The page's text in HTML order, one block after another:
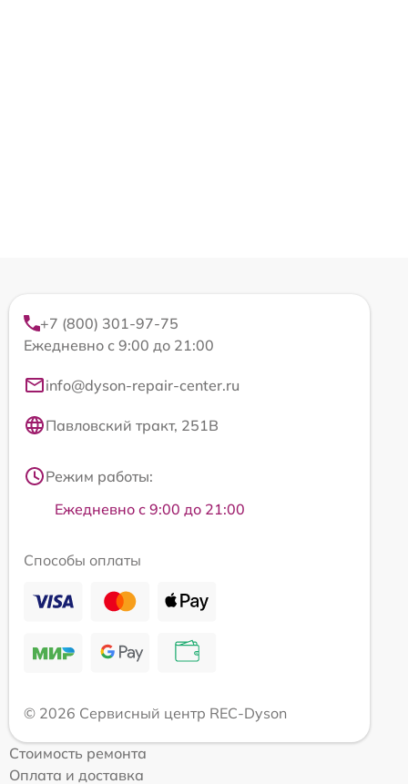
+7 (800) 301-97-75
Ежедневно с 9:00 до 21:00
info@dyson-repair-center.ru
Павловский тракт, 251В
Режим работы:
Ежедневно с 9:00 до 21:00
Способы оплаты
© 2026 Сервисный центр REC-Dyson
Стоимость ремонта
Оплата и доставка